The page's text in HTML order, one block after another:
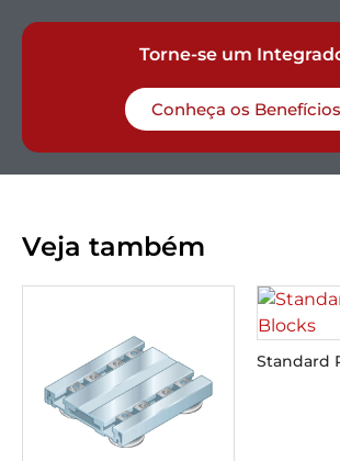
Torne-se um
Conheça os Benefícios
Veja também
Standard